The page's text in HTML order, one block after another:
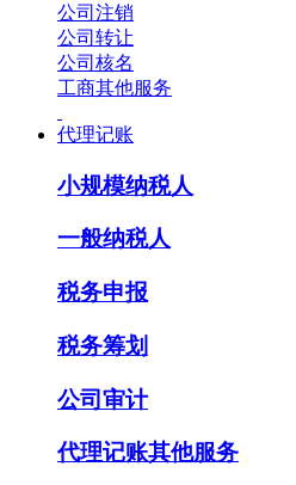
公司注销
公司转让
公司核名
工商其他服务
代理记账
小规模纳税人
一般纳税人
税务申报
税务筹划
公司审计
代理记账其他服务